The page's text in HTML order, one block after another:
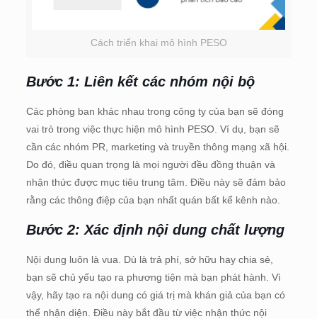
Cách triển khai mô hình PESO
Bước 1: Liên kết các nhóm nội bộ
Các phòng ban khác nhau trong công ty của bạn sẽ đóng
vai trò trong việc thực hiện mô hình PESO. Ví dụ, bạn sẽ
cần các nhóm PR, marketing và truyền thông mạng xã hội.
Do đó, điều quan trọng là mọi người đều đồng thuận và
nhận thức được mục tiêu trung tâm. Điều này sẽ đảm bảo
rằng các thông điệp của bạn nhất quán bất kể kênh nào.
Bước 2: Xác định nội dung chất lượng
Nội dung luôn là vua. Dù là trả phí, sở hữu hay chia sẻ,
bạn sẽ chủ yếu tạo ra phương tiện mà bạn phát hành. Vì
vậy, hãy tạo ra nội dung có giá trị mà khán giả của bạn có
thể nhận diện. Điều này bắt đầu từ việc nhận thức nội